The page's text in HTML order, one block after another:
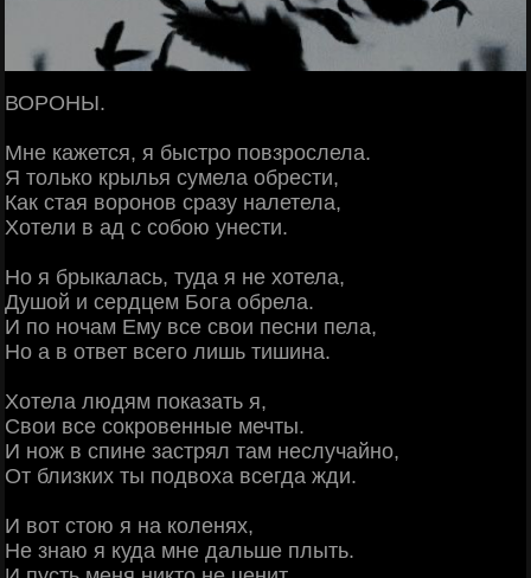
ВОРОНЫ.
Мне кажется, я быстро повзрослела.
Я только крылья сумела обрести,
Как стая воронов сразу налетела,
Хотели в ад с собою унести.
Но я брыкалась, туда я не хотела,
Душой и сердцем Бога обрела.
И по ночам Ему все свои песни пела,
Но а в ответ всего лишь тишина.
Хотела людям показать я,
Свои все сокровенные мечты.
И нож в спине застрял там неслучайно,
От близких ты подвоха всегда жди.
И вот стою я на коленях,
Не знаю я куда мне дальше плыть.